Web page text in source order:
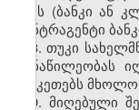
ტიპს (ბანკი ან
კონტრაგენტი
8. თუკი
მონაწილეობას
გააკეთებს
9. მიღებული